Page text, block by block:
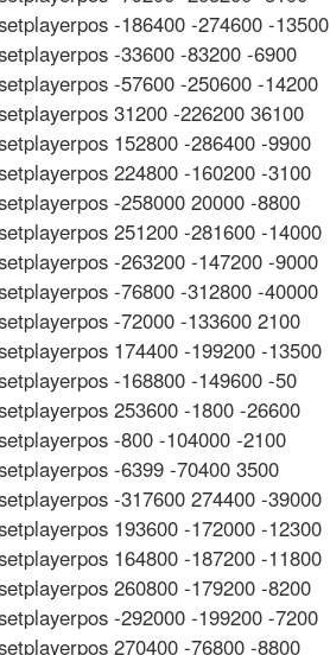
-186400 -274600 -13500
-33600 -83200 -6900
-57600 -250600 -14200
31200 -226200 36100
152800 -286400 -9900
224800 -160200 -3100
-258000 20000 -8800
251200 -281600 -14000
-263200 -147200 -9000
-76800 -312800 -40000
-72000 -133600 2100
174400 -199200 -13500
-168800 -149600 -50
253600 -1800 -26600
-800 -104000 -2100
-6399 -70400 3500
-317600 274400 -39000
193600 -172000 -12300
164800 -187200 -11800
260800 -179200 -8200
-292000 -199200 -7200
270400 -76800 -8800